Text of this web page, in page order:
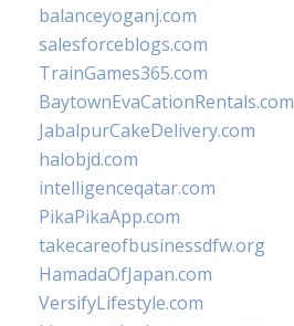
balanceyoganj.com
salesforceblogs.com
TrainGames365.com
BaytownEvaCationRentals.com
JabalpurCakeDelivery.com
halobjd.com
intelligenceqatar.com
PikaPikaApp.com
takecareofbusinessdfw.org
HamadaOfJapan.com
VersifyLifestyle.com